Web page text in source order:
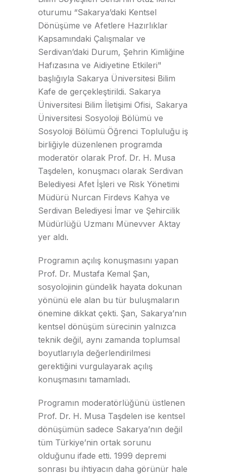
oturumu “Sakaryaʼdaki Kentsel
Dönüşüme ve Afetlere Hazırlıklar
Kapsamındaki Çalışmalar ve
Serdivanʼdaki Durum, Şehrin Kimliğine
Hafızasına ve Aidiyetine Etkileri"
başlığıyla Sakarya Üniversitesi Bilim
Kafe de gerçekleştirildi. Sakarya
Üniversitesi Bilim İletişimi Ofisi, Sakarya
Üniversitesi Sosyoloji Bölümü ve
Sosyoloji Bölümü Öğrenci Topluluğu iş
birliğiyle düzenlenen programda
moderatör olarak Prof. Dr. H. Musa
Taşdelen, konuşmacı olarak Serdivan
Belediyesi Afet İşleri ve Risk Yönetimi
Müdürü Nurcan Firdevs Kahya ve
Serdivan Belediyesi İmar ve Şehircilik
Müdürlüğü Uzmanı Münevver Aktay
yer aldı.
Programın açılış konuşmasını yapan
Prof. Dr. Mustafa Kemal Şan,
sosyolojinin gündelik hayata dokunan
yönünü ele alan bu tür buluşmaların
önemine dikkat çekti. Şan, Sakarya’nın
kentsel dönüşüm sürecinin yalnızca
teknik değil, aynı zamanda toplumsal
boyutlarıyla değerlendirilmesi
gerektiğini vurgulayarak açılış
konuşmasını tamamladı.
Programın moderatörlüğünü üstlenen
Prof. Dr. H. Musa Taşdelen ise kentsel
dönüşümün sadece Sakarya’nın değil
tüm Türkiye’nin ortak sorunu
olduğunu ifade etti. 1999 depremi
sonrası bu ihtiyacın daha görünür hale